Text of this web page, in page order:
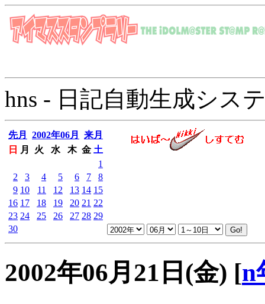
hns - 日記自動生成シス
先月 2002年06月
来月
日
月 火 水 木 金 土
1
2
3 4 5 6 7
8
9 10 11 12 13 14 15
16 17 18 19 20 21 22
23 24 25 26 27 28 29
30
2002年06月21日(金) [n